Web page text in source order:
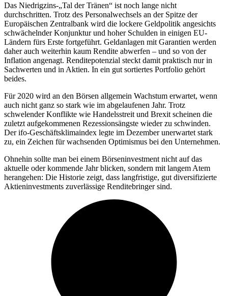
Das Niedrigzins-„Tal der Tränen“ ist noch lange nicht
durchschritten. Trotz des Personalwechsels an der Spitze der
Europäischen Zentralbank wird die lockere Geldpolitik angesichts
schwächelnder Konjunktur und hoher Schulden in einigen EU-
Ländern fürs Erste fortgeführt. Geldanlagen mit Garantien werden
daher auch weiterhin kaum Rendite abwerfen – und so von der
Inflation angenagt. Renditepotenzial steckt damit praktisch nur in
Sachwerten und in Aktien. In ein gut sortiertes Portfolio gehört
beides.
Für 2020 wird an den Börsen allgemein Wachstum erwartet, wenn
auch nicht ganz so stark wie im abgelaufenen Jahr. Trotz
schwelender Konflikte wie Handelsstreit und Brexit scheinen die
zuletzt aufgekommenen Rezessionsängste wieder zu schwinden.
Der ifo-Geschäftsklimaindex legte im Dezember unerwartet stark
zu, ein Zeichen für wachsenden Optimismus bei den Unternehmen.
Ohnehin sollte man bei einem Börseninvestment nicht auf das
aktuelle oder kommende Jahr blicken, sondern mit langem Atem
herangehen: Die Historie zeigt, dass langfristige, gut diversifizierte
Aktieninvestments zuverlässige Renditebringer sind.